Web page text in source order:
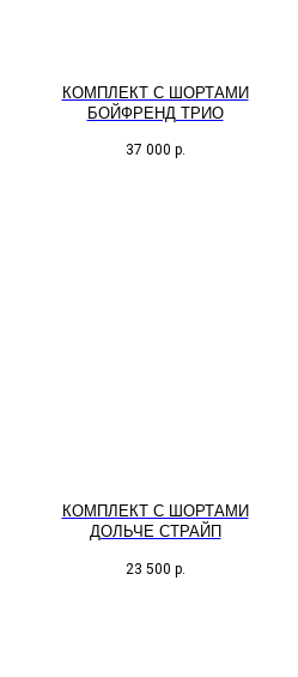
КОМПЛЕКТ С ШОРТАМИ
БОЙФРЕНД ТРИО
37 000 р.
КОМПЛЕКТ С ШОРТАМИ
ДОЛЬЧЕ СТРАЙП
23 500 р.